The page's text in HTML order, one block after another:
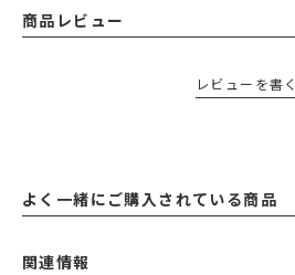
商品レビュー
レビューを書く
よく一緒にご購入されている商品
関連情報